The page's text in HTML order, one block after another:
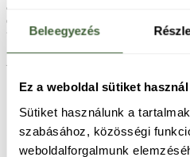
Beleegyezés
Ez a weboldal sütiket használ
Sütiket használunk a
szabásához, közösségi
weboldalforgalmunk
a közeli lovardát, magát a Tatai
ékeskedő Nyári kastélyt.
újonnan nyílt kávézóval várja a